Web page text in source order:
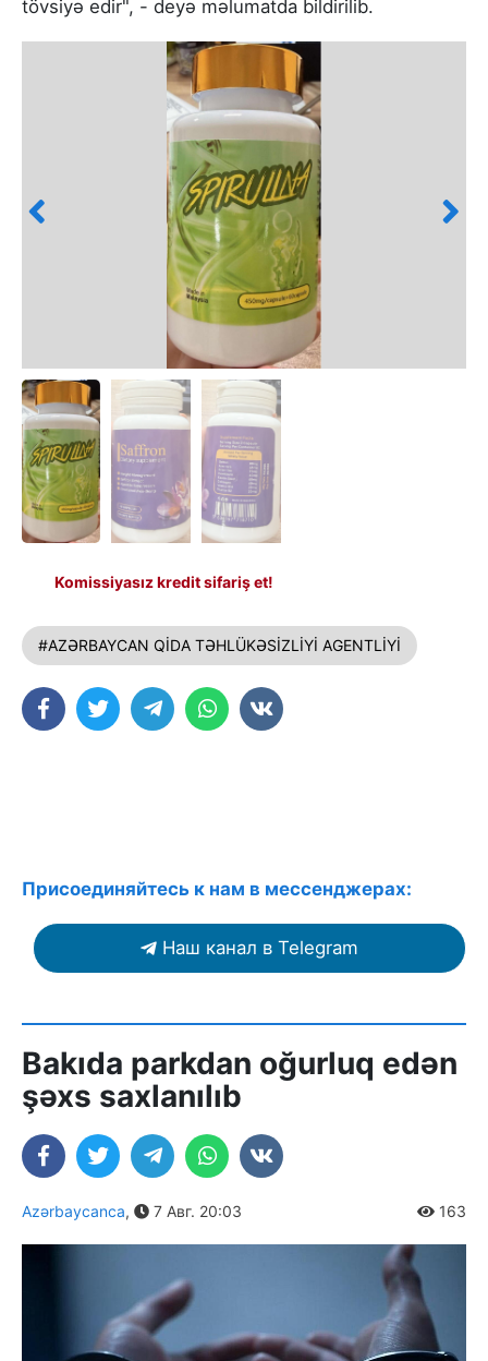
tövsiyə edir", - deyə məlumatda bildirilib.
Komissiyasız kredit sifariş et!
#AZƏRBAYCAN QİDA TƏHLÜKƏSİZLİYİ AGENTLİYİ
Присоединяйтесь к нам в мессенджерах:
Наш канал в Telegram
Bakıda parkdan oğurluq edən
şəxs saxlanılıb
Azərbaycanca, 7 Авг. 20:03 163